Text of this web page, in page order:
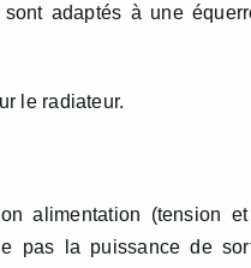
adaptés à une
le radiateur.
alimentation (tension
pas la puissance de